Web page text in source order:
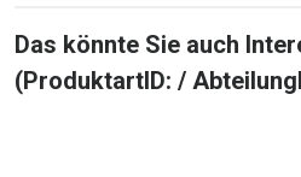
Das könnte Sie auch
(ProduktartID: /